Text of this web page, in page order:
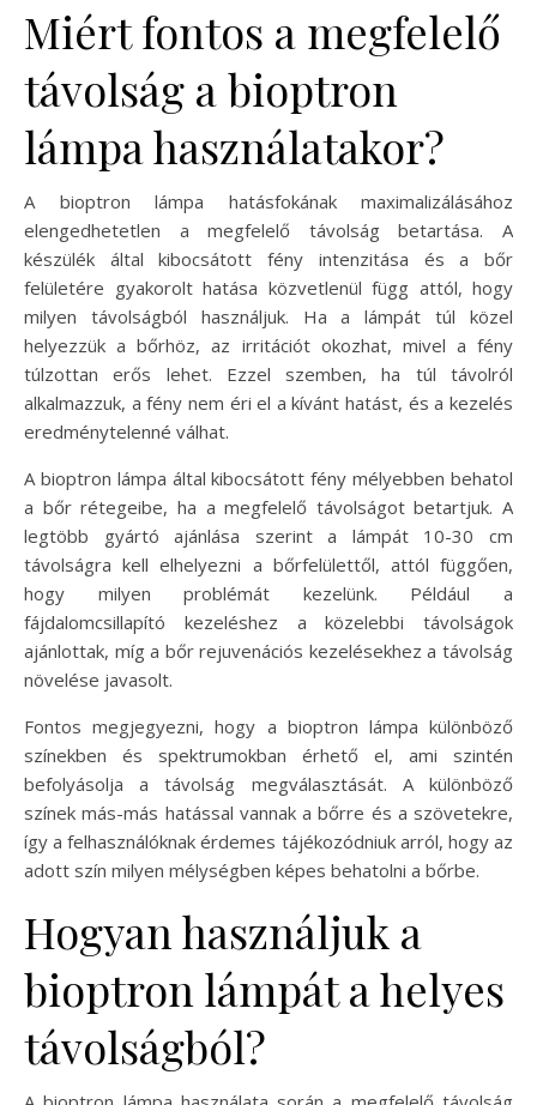
Miért fontos a megfelelő
távolság a bioptron
lámpa használatakor?
A bioptron lámpa hatásfokának maximalizálásához
elengedhetetlen a megfelelő távolság betartása. A
készülék által kibocsátott fény intenzitása és a bőr
felületére gyakorolt hatása közvetlenül függ attól, hogy
milyen távolságból használjuk. Ha a lámpát túl közel
helyezzük a bőrhöz, az irritációt okozhat, mivel a fény
túlzottan erős lehet. Ezzel szemben, ha túl távolról
alkalmazzuk, a fény nem éri el a kívánt hatást, és a kezelés
eredménytelenné válhat.
A bioptron lámpa által kibocsátott fény mélyebben behatol
a bőr rétegeibe, ha a megfelelő távolságot betartjuk. A
legtöbb gyártó ajánlása szerint a lámpát 10-30 cm
távolságra kell elhelyezni a bőrfelülettől, attól függően,
hogy milyen problémát kezelünk. Például a
fájdalomcsillapító kezeléshez a közelebbi távolságok
ajánlottak, míg a bőr rejuvenációs kezelésekhez a távolság
növelése javasolt.
Fontos megjegyezni, hogy a bioptron lámpa különböző
színekben és spektrumokban érhető el, ami szintén
befolyásolja a távolság megválasztását. A különböző
színek más-más hatással vannak a bőrre és a szövetekre,
így a felhasználóknak érdemes tájékozódniuk arról, hogy az
adott szín milyen mélységben képes behatolni a bőrbe.
Hogyan használjuk a
bioptron lámpát a helyes
távolságból?